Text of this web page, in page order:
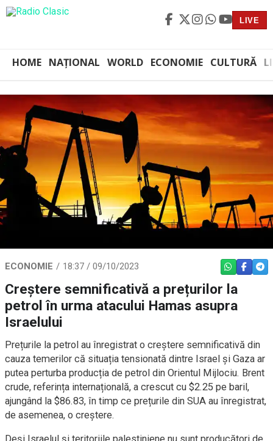
LIVE
HOME NAȚIONAL WORLD ECONOMIE CULTURĂ
ECONOMIE 18:37 / 09/10/2023 WHATSAPP
Creștere semnificativă a prețurilor la
petrol în urma atacului Hamas asupra
Israelului
Prețurile la petrol au înregistrat o creștere semnificativă din
cauza temerilor că situația tensionată dintre Israel și Gaza ar
putea perturba producția de petrol din Orientul Mijlociu. Brent
crude, referința internațională, a crescut cu $2.25 pe baril,
ajungând la $86.83, în timp ce prețurile din SUA au înregistrat,
de asemenea, o creștere.